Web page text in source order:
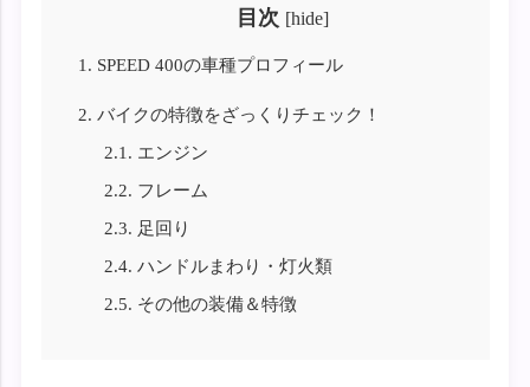
目次 [hide]
1. SPEED 400の車種プロフィール
2. バイクの特徴をざっくりチェック！
2.1. エンジン
2.2. フレーム
2.3. 足回り
2.4. ハンドルまわり・灯火類
2.5. その他の装備＆特徴